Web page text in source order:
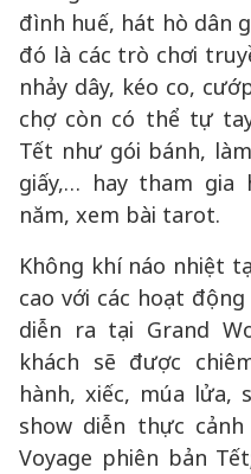
đình huế, hát hò dân
đó là các trò chơi
nhảy dây, kéo co,
chợ còn có thể tự
Tết như gói bánh,
giấy,… hay tham gia
năm, xem bài tarot.
Không khí náo nhiệt
cao với các hoạt
diễn ra tại Grand
khách sẽ được
hành, xiếc, múa lửa,
show diễn thực
Voyage phiên bản